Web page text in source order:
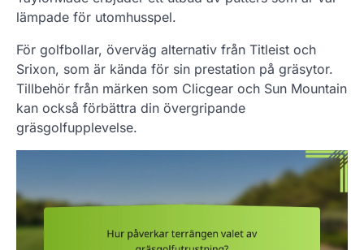
lämpade för utomhusspel.
För golfbollar, överväg alternativ från Titleist och
Srixon, som är kända för sin prestation på gräsytor.
Tillbehör från märken som Clicgear och Sun Mountain
kan också förbättra din övergripande
gräsgolfupplevelse.